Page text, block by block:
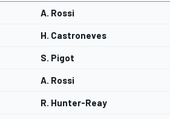
A. Rossi
H. Castroneves
S. Pigot
A. Rossi
R. Hunter-Reay